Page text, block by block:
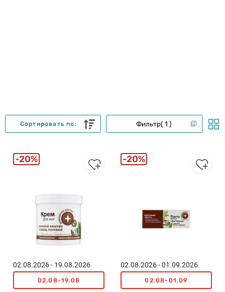
Фильтр 1
Сортировать по:
02.08.2026 - 19.08.2026
02.08-19.08
20%
02.08.2026 - 01.09.2026
02.08-01.09
20%